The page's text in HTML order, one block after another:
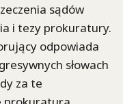
sądów
i tezy prokuratury.
odpowiada
słowach
za te